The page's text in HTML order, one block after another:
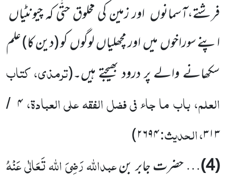
فرشتے،آسمانوں اور زمین کی مخلوق حتّٰی کہ چیونٹیاں
اپنے سوراخوں میں اور مچھلیاں لوگوں کو (دین کا) علم
سکھانے والے پر درود بھیجتے ہیں۔(ترمذی، کتاب
العلم، باب ما جاء فی فضل الفقہ علی العبادۃ،۴ /
۳۱۳، الحدیث:۲۶۹۴)
(4) … حضرت جابر بنعبداللہرَضِیَ اللہ تَعَالٰی عَنْہُ